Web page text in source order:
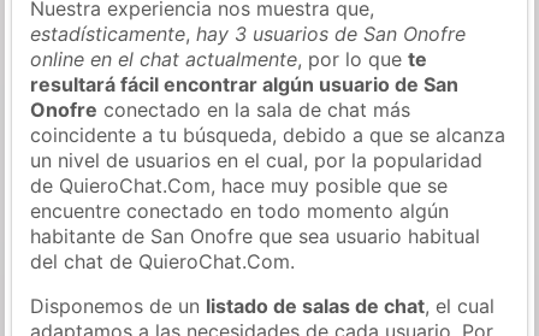
Nuestra experiencia nos muestra que,
estadísticamente,hay 3 usuarios de San Onofre
online en el chat actualmente, por lo quete
resultará fácil encontrar algún usuario de San
Onofre conectado en la sala de chat más
coincidente a tu búsqueda, debido a que se alcanza
un nivel de usuarios en el cual, por la popularidad
de QuieroChat.Com, hace muy posible que se
encuentre conectado en todo momento algún
habitante de San Onofre que sea usuario habitual
del chat de QuieroChat.Com.
Disponemos de un listado de salas de chat, el cual
adaptamos a las necesidades de cada usuario. Por